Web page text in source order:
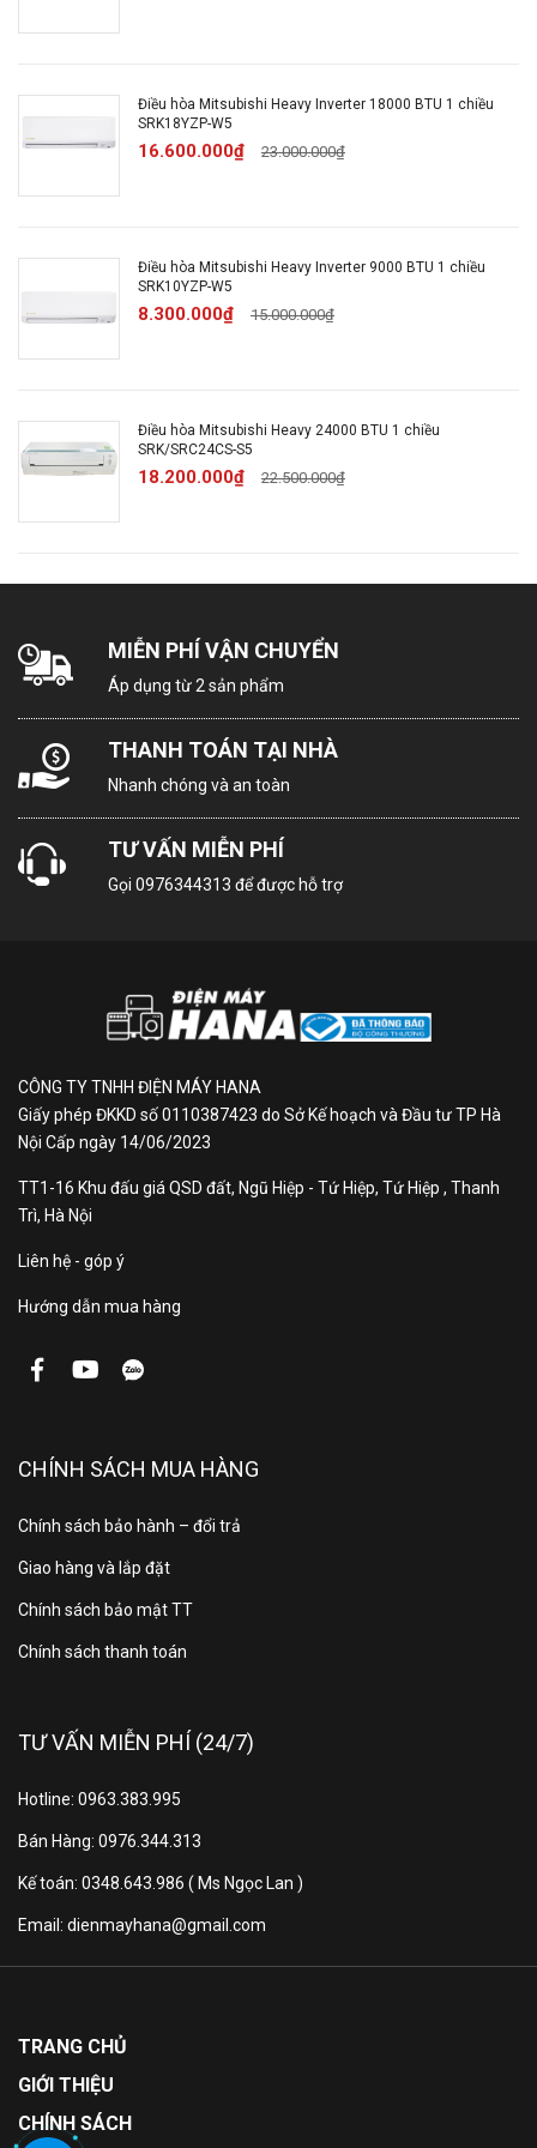
lạnh nhanh:
Jet Flow
Tiện ích
Chế độ thổi gió dễ chịu
Kích thước - Khối
lượng dàn lạnh:
26.7 cm - Dày 21 cm -
Kích thước - Khối
Dài 64.5 cm - Cao 54 cm -
Dày 27.5 cm - Nặng
23.5 kg
Chiều dài lắp đặt
Chiều cao lắp đặt
tối đa giữa cục
Tối đa 10m
Kích thước ống
đồng:
Φ 6.35/9.52
MÔ TẢ SẢN PHẨM
Điều hòa Mitsubishi Heavy SRK/SRC13YZP-W5 là sản
người tiêu dùng trải nghiệm nhiều tính năng công nghệ
Thiết kế sang trọng, tinh tế
dáng hoàn toàn mới theo phong cách Châu Âu sang
trọng và quý phái, phù hợp lắp đặt cho các phòng có
phòng làm việc.
điều khiển điện áp và tần số hoạt động, giảm tiêu thụ
chóng. Sau khi đạt đến nhiệt độ cài đặt, bộ biến tần
sẽ điều chỉnh công suất của động cơ máy nén hoạt
duy trì nhiệt độ phòng ổn định.​
Điều hòa Mitsubishi Heavy Inverter 18000 BTU 1 chiều
SRK18YZP-W5
16.600.000₫ 23.000.000₫
Điều hòa Mitsubishi Heavy Inverter 9000 BTU 1 chiều
SRK10YZP-W5
8.300.000₫ 15.000.000₫
Điều hòa Mitsubishi Heavy 24000 BTU 1 chiều
SRK/SRC24CS-S5
18.200.000₫ 22.500.000₫
MIỄN PHÍ VẬN CHUYỂN
Áp dụng từ 2 sản phẩm
THANH TOÁN TẠI NHÀ
Nhanh chóng và an toàn
TƯ VẤN MIỄN PHÍ
Gọi 0976344313 để được hỗ trợ
CÔNG TY TNHH ĐIỆN MÁY HANA
Giấy phép ĐKKD số 0110387423 do Sở Kế hoạch và Đầu tư TP Hà
Nội Cấp ngày 14/06/2023
TT1-16 Khu đấu giá QSD đất, Ngũ Hiệp - Tứ Hiệp, Tứ Hiệp , Thanh
Trì, Hà Nội
Liên hệ - góp ý
Hướng dẫn mua hàng
CHÍNH SÁCH MUA HÀNG
Chính sách bảo hành – đổi trả
Giao hàng và lắp đặt
Chính sách bảo mật TT
Chính sách thanh toán
TƯ VẤN MIỄN PHÍ (24/7)
Hotline: 0963.383.995
Bán Hàng: 0976.344.313
Kế toán: 0348.643.986 ( Ms Ngọc Lan )
Email: dienmayhana@gmail.com
TRANG CHỦ
GIỚI THIỆU
CHÍNH SÁCH